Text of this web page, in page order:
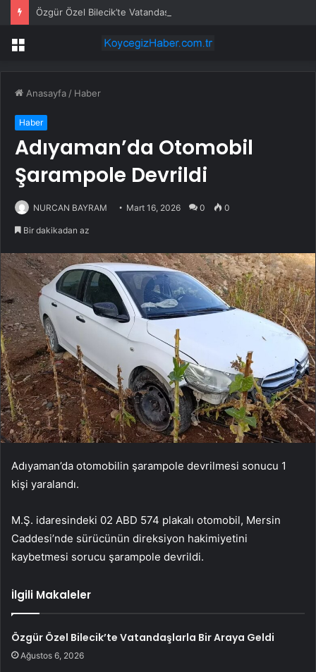
Özgür Özel Bilecik’te Vatandaşlarla Bir Araya Geldi
Menü
Anasayfa / Haber
Haber
Adıyaman’da Otomobil
Şarampole Devrildi
NURCAN BAYRAM Mart 16, 2026 0 0
Bir dakikadan az
Adıyaman’da otomobilin şarampole devrilmesi sonucu 1
kişi yaralandı.
M.Ş. idaresindeki 02 ABD 574 plakalı otomobil, Mersin
Caddesi’nde sürücünün direksiyon hakimiyetini
kaybetmesi sorucu şarampole devrildi.
İlgili Makaleler
Özgür Özel Bilecik’te Vatandaşlarla Bir Araya Geldi
Ağustos 6, 2026